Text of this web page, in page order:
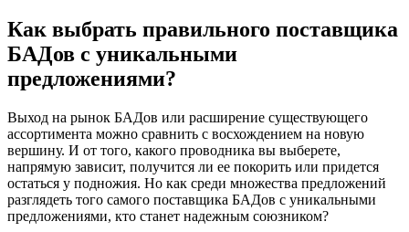
Как выбрать правильного поставщика
БАДов с уникальными
предложениями?
Выход на рынок БАДов или расширение существующего
ассортимента можно сравнить с восхождением на новую
вершину. И от того, какого проводника вы выберете,
напрямую зависит, получится ли ее покорить или придется
остаться у подножия. Но как среди множества предложений
разглядеть того самого поставщика БАДов с уникальными
предложениями, кто станет надежным союзником?